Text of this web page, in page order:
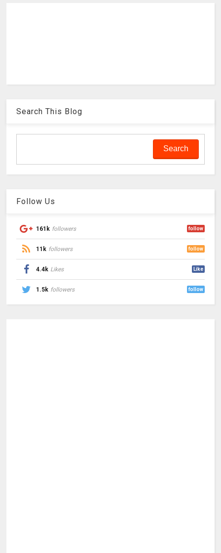
Search This Blog
Follow Us
161k followers follow
11k followers follow
4.4k Likes Like
1.5k followers follow